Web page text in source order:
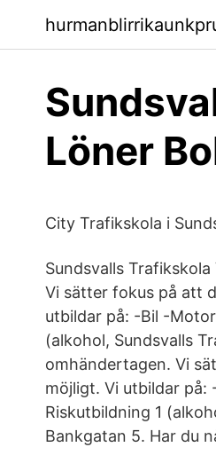
Löner
City Trafikskola i
Sundsvalls
Vi sätter fokus på att
utbildar på: -Bil -
(alkohol, Sundsvalls
omhändertagen. Vi
möjligt. Vi utbildar
Riskutbildning 1
Bankgatan 5. Har du